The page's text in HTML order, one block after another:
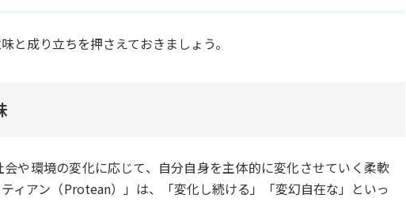
と成り立ちを押さえておきましょう。
会や環境の変化に応じて、自分自身を主体的に変化させていく柔軟
ィアン（Protean）」は、「変化し続ける」「変幻自在な」といっ